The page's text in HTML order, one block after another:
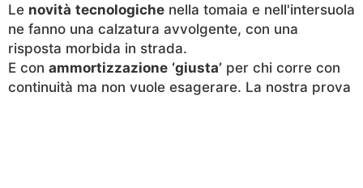
Le novità tecnologiche nella tomaia e nell'intersuola
ne fanno una calzatura avvolgente, con una
risposta morbida in strada.
E con ammortizzazione ‘giusta’ per chi corre con
continuità ma non vuole esagerare. La nostra prova